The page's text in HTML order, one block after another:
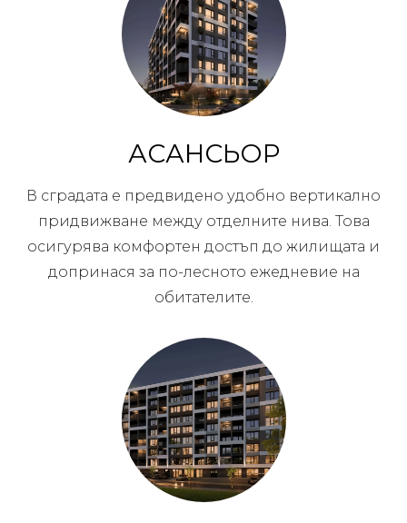
АСАНСЬОР
В сградата е предвидено удобно вертикално
придвижване между отделните нива. Това
осигурява комфортен достъп до жилищата и
допринася за по-лесното ежедневие на
обитателите.